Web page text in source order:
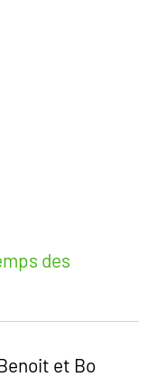
des
et Bo